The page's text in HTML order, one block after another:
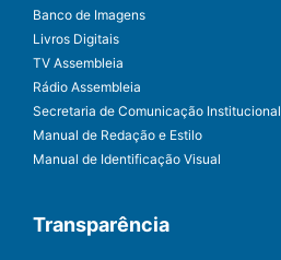
Banco de Imagens
Livros Digitais
TV Assembleia
Rádio Assembleia
Secretaria de Comunicação Institucional
Manual de Redação e Estilo
Manual de Identificação Visual
Transparência